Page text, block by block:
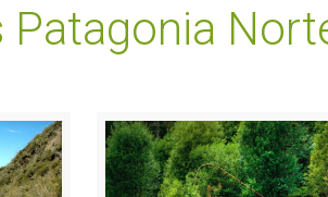
Patagonia